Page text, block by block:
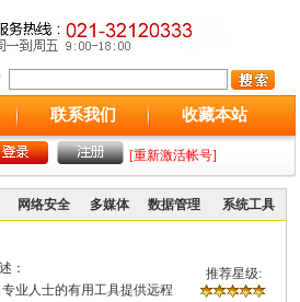
联系我们 收藏本站
[重新激活帐号]
网络安全 多媒体 数据管理 系统工具
：
专业人士的有用工具提供远程
推荐星级: